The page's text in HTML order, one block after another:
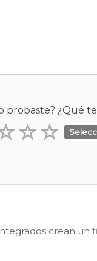
probaste? ¿Qué
crean un